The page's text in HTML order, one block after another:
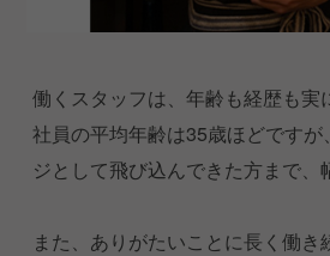
働くスタッフは、年齢も経歴も実
社員の平均年齢は35歳ほどです
ジとして飛び込んできた方まで、
また、ありがたいことに長く働き